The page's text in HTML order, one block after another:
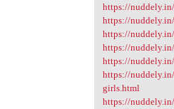
https://
https://
https://
https://
https://
https://
girls.html
https://